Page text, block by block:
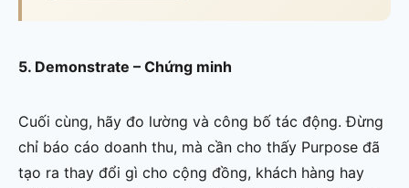
5. Demonstrate – Chứng minh
Cuối cùng, hãy đo lường và công bố tác động. Đừng
chỉ báo cáo doanh thu, mà cần cho thấy Purpose đã
tạo ra thay đổi gì cho cộng đồng, khách hàng hay